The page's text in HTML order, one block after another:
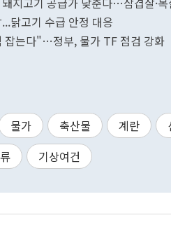
닭고기 수급 안정 대응
잡는다"…정부, 물가 TF 점검 강화
물가 축산물 계란
기상여건